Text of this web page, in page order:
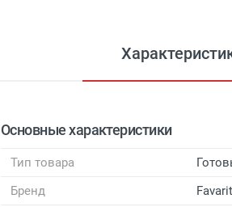
Основные характеристики
Тип товара
Бренд
Favarit